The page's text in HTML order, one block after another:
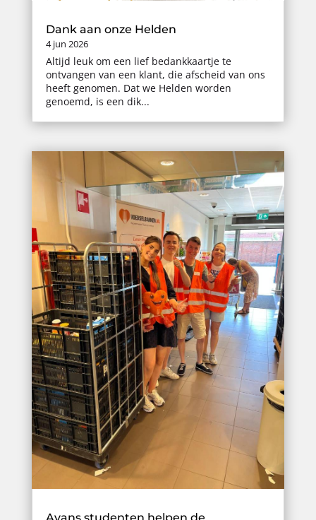
Dank aan onze Helden
4 jun 2026
Altijd leuk om een lief bedankkaartje te
ontvangen van een klant, die afscheid van ons
heeft genomen. Dat we Helden worden
genoemd, is een dik...